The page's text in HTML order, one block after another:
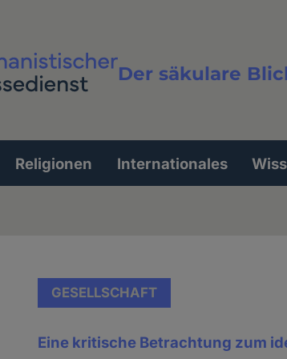
Der säkulare
Volltextsuche
Religionen Internationales
GESELLSCHAFT
Eine kritische Betrachtung zum